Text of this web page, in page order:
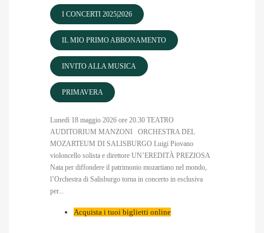
I CONCERTI 2025|2026
IL MIO PRIMO ABBONAMENTO
INVITO ALLA MUSICA
PRIMAVERA
Lunedì 18 maggio 2026 ore 20.30 TEATRO
AUDITORIUM MANZONI ORCHESTRA DEL
MOZARTEUM DI SALISBURGO Luigi Piovano
violoncello solista e direttore UN’EREDITÀ PREZIOSA
Nata per diffondere il patrimonio mozartiano nel mondo,
l’Orchestra di Salisburgo torna in concerto in esclusiva
per...
Acquista i tuoi biglietti online